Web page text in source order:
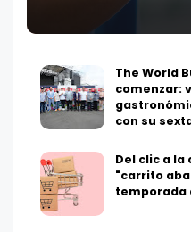
The World
comenzar:
con su
Del clic a la
"carrito
temporada